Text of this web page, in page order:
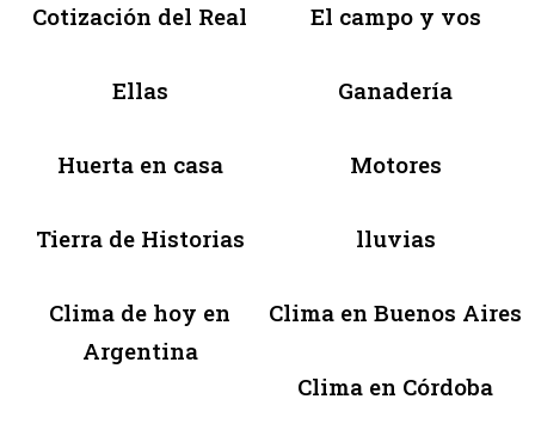
Cotización del Real El campo y vos
Ellas Ganadería
Huerta en casa Motores
Tierra de Historias lluvias
Clima de hoy en
Argentina
Clima en Buenos Aires
Clima en Córdoba